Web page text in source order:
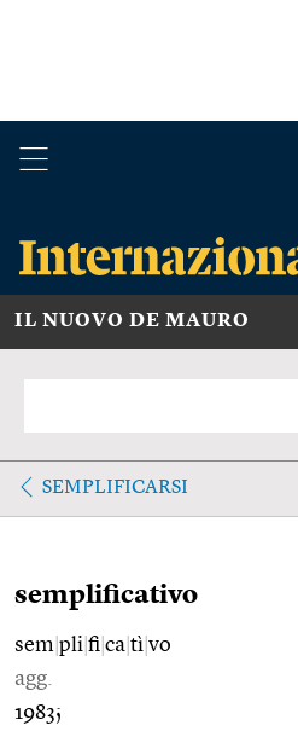
IL NUOVO DE MAURO
SEMPLIFICARSI
semplificativo
sem pli fi ca tì vo
agg.
1983;